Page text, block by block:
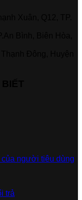
người tiêu dùng
trả